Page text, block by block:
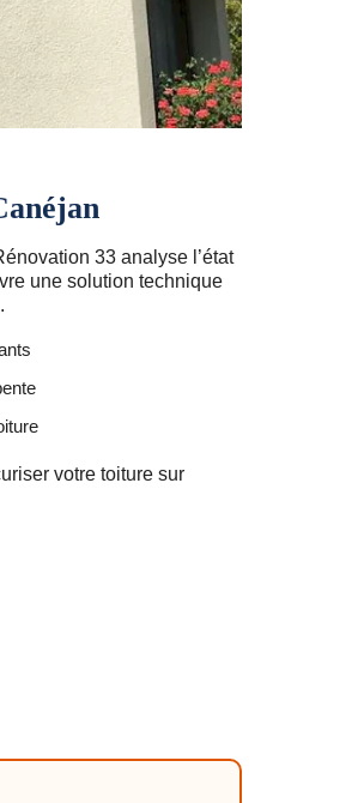
33 analyse l’état
une solution technique
votre toiture sur